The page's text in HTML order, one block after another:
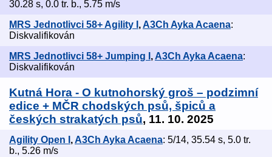
30.28 s, 0.0 tr. b., 5.75 m/s
MRS Jednotlivci 58+ Agility I ,A3Ch Ayka Acaena:
Diskvalifikován
MRS Jednotlivci 58+ Jumping I , A3Ch Ayka Acaena:
Diskvalifikován
Kutná Hora - O kutnohorský groš – podzimní
edice + MČR chodských psů, špiců a
českých strakatých psů, 11. 10. 2025
Agility Open I ,A3Ch Ayka Acaena: 5/14, 35.54 s, 5.0 tr.
b., 5.26 m/s